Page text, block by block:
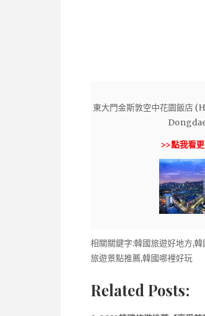
東大門金斯敦空中花園飯
>>點我看
相關關鍵字:韓國旅遊好地方,
旅遊景點推薦,韓國哪裡好玩
Related Posts: